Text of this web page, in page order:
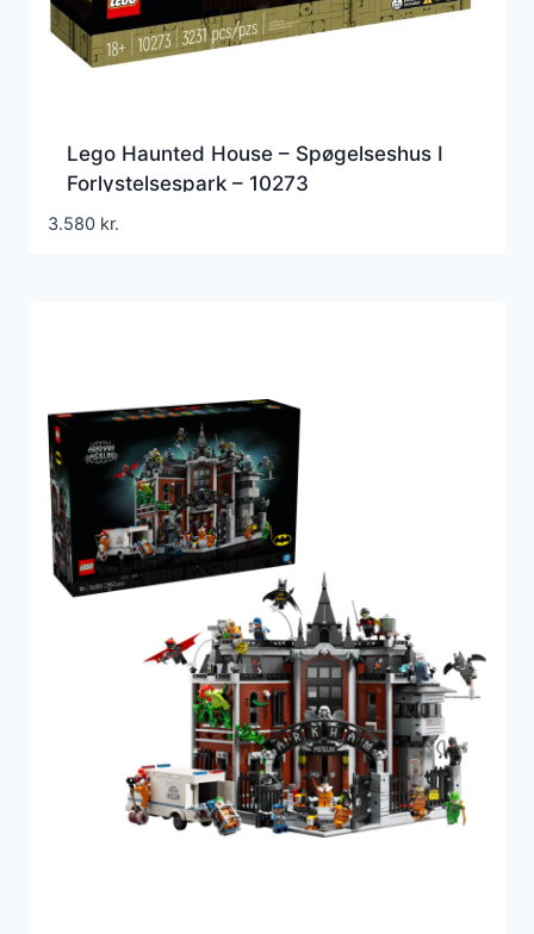
Lego Haunted House – Spøgelseshus I
Forlystelsespark – 10273
3.580 kr.